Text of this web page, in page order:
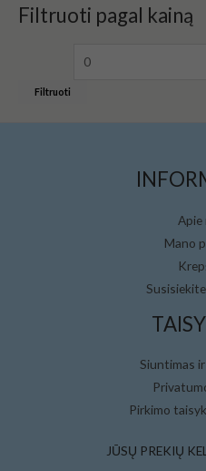
Filtruoti pagal kainą
Filtruoti
Apie
Mano
Siuntimas
Pirkimo
JŪSŲ PREKIŲ